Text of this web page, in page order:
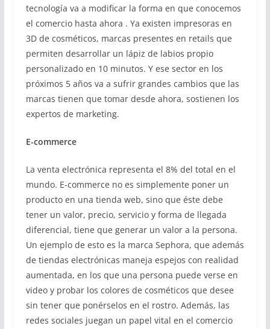
tecnología va a modificar la forma en que conocemos
el comercio hasta ahora . Ya existen impresoras en
3D de cosméticos, marcas presentes en retails que
permiten desarrollar un lápiz de labios propio
personalizado en 10 minutos. Y ese sector en los
próximos 5 años va a sufrir grandes cambios que las
marcas tienen que tomar desde ahora, sostienen los
expertos de marketing.
E-commerce
La venta electrónica representa el 8% del total en el
mundo. E-commerce no es simplemente poner un
producto en una tienda web, sino que éste debe
tener un valor, precio, servicio y forma de llegada
diferencial, tiene que generar un valor a la persona.
Un ejemplo de esto es la marca Sephora, que además
de tiendas electrónicas maneja espejos con realidad
aumentada, en los que una persona puede verse en
video y probar los colores de cosméticos que desee
sin tener que ponérselos en el rostro. Además, las
redes sociales juegan un papel vital en el comercio